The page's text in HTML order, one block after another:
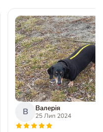
В Валерія
25 Лип 2024